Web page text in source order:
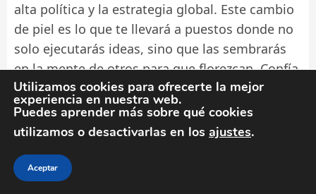
alta política y la estrategia global. Este cambio
de piel es lo que te llevará a puestos donde no
solo ejecutarás ideas, sino que las sembrarás
en la mente de otros para que florezcan. Confía
en tu proceso, respira antes de actuar y
recuerda que el líder más fuerte es aquel que
sabe cuándo guardar su espada para usar su
nueva y más poderosa!
Utilizamos cookies para ofrecerte la mejor
experiencia en nuestra web.
Puedes aprender más sobre qué cookies
utilizamos o desactivarlas en los ajustes.
Aceptar